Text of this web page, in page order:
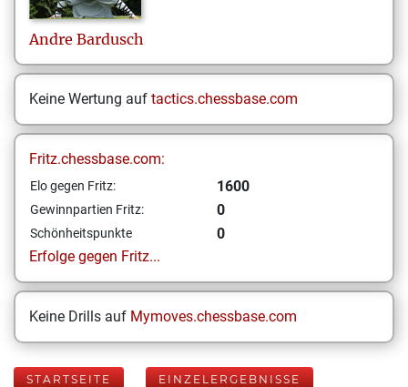
Andre Bardusch
Keine Wertung auf tactics.chessbase.com
Fritz.chessbase.com:
Elo gegen Fritz: 1600
Gewinnpartien Fritz: 0
Schönheitspunkte
0
Erfolge gegen Fritz...
Keine Drills auf Mymoves.chessbase.com
STARTSEITE EINZELERGEBNISSE